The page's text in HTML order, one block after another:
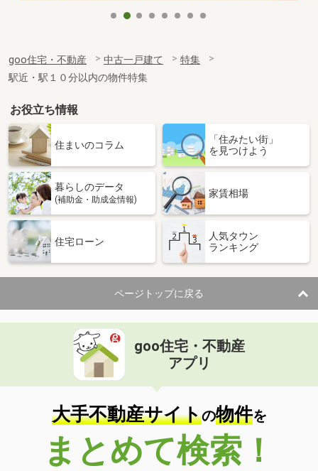
goo住宅・不動産 中古一戸建て
特集
駅近・駅１０分以内の物件特集
お役立ち情報
住まいのコラム
「住みたい街」
を見つけよう
暮らしのデータ
(補助金・助成金情報)
家賃相場
住宅ローン
人気タウン
ランキング
ページトップに戻る
goo住宅・不動産
アプリ
大手不動産サイトの物件を
まとめて検索！